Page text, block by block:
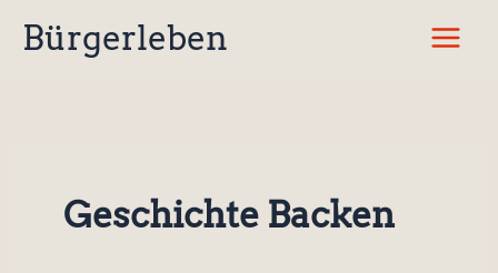
InhaltBürgerleben
Geschichte Backen